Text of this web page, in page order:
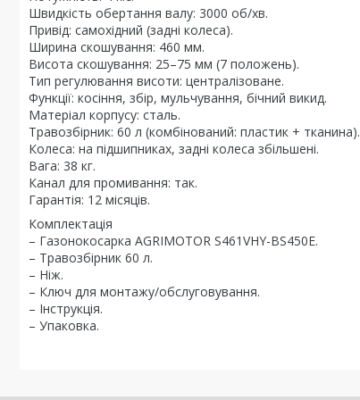
Швидкість обертання валу: 3000 об/хв.
Привід: самохідний (задні колеса).
Ширина скошування: 460 мм.
Висота скошування: 25–75 мм (7 положень).
Тип регулювання висоти: централізоване.
Функції: косіння, збір, мульчування, бічний викид.
Матеріал корпусу: сталь.
Травозбірник: 60 л (комбінований: пластик + тканина).
Колеса: на підшипниках, задні колеса збільшені.
Вага: 38 кг.
Канал для промивання: так.
Гарантія: 12 місяців.
Комплектація
– Газонокосарка AGRIMOTOR S461VHY-BS450E.
– Травозбірник 60 л.
– Ніж.
– Ключ для монтажу/обслуговування.
– Інструкція.
– Упаковка.